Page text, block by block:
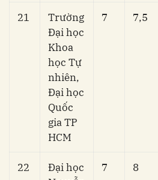
21
Trường
Đại học
Khoa
học Tự
nhiên,
Đại học
Quốc
gia TP
HCM
7 7,5
22
Đại học
7 8